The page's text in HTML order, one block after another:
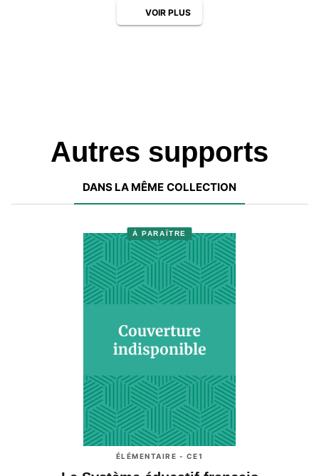
VOIR PLUS
Autres supports
DANS LA MÊME COLLECTION
À PARAÎTRE
ÉLÉMENTAIRE - CE1